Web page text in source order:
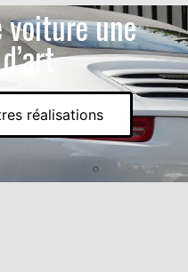
voiture une
réalisations